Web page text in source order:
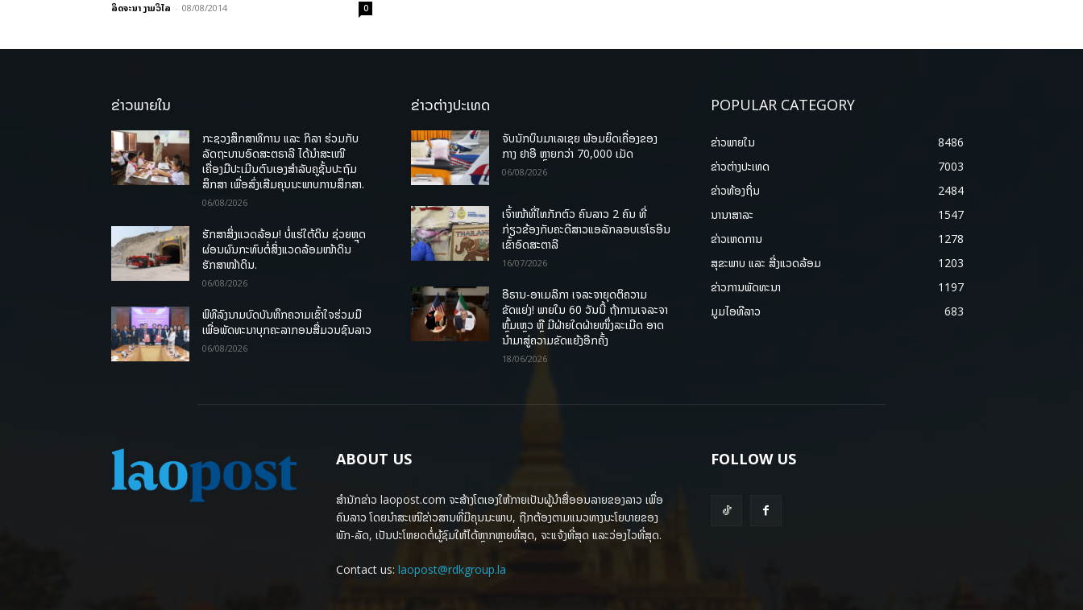
ລິດຈະນາ ງາມວິໄລ - 08/08/2014 0
ຂ່າວພາຍໃນ
ກະຊວງສຶກສາທິການ ແລະ ກິລາ ຮ່ວມກັບ
ລັດຖະບານອົດສະຕຣາລີ ໄດ້ນຳສະເໜີ
ເຄື່ອງມືປະເມີນຕົນເອງສຳລັບຄູຊັ້ນປະຖົມ
ສຶກສາ ເພື່ອສົ່ງເສີມຄຸນນະພາບການສຶກສາ.
06/08/2026
ຮັກສາສິ່ງແວດລ້ອມ! ບໍ່ແຮ່ໃຕ້ດິນ ຊ່ວຍຫຼຸດ
ຜ່ອນຜົນກະທົບຕໍ່ສິ່ງແວດລ້ອມໜ້າດິນ
ຮັກສາໜ້າດິນ.
06/08/2026
ພິທີລົງນາມບົດບັນທຶກຄວາມເຂົ້າໃຈຮ່ວມມື
ເພື່ອພັດທະນາບຸກຄະລາກອນສື່ມວນຊົນລາວ
06/08/2026
ຂ່າວຕ່າງປະເທດ
ຈັບນັກບິນມາເລເຊຍ ພ້ອມຍຶດເຄື່ອງຂອງ
ກາງ ຢາອີ ຫຼາຍກວ່າ 70,000 ເມັດ
06/08/2026
ເຈົ້າໜ້າທີ່ໄທກັກຕົວ ຄົນລາວ 2 ຄົນ ທີ່
ກ່ຽວຂ້ອງກັບຄະດີສາວແອລັກລອບເຮໂຣອີນ
ເຂົ້າອົດສະຕາລີ
16/07/2026
ອີຣານ-ອາເມລິກາ ເຈລະຈາຍຸດຕິຄວາມ
ຂັດແຍ່ງ! ພາຍໃນ 60 ວັນນີ້ ຖ້າການເຈລະຈາ
ຫຼົ້ມເຫຼວ ຫຼື ມີຝ່າຍໃດຝ່າຍໜຶ່ງລະເມີດ ອາດ
ນໍາມາສູ່ຄວາມຂັດແຍ້ງອີກຄັ້ງ
18/06/2026
POPULAR CATEGORY
ຂ່າວພາຍ​ໃນ
8486
ຂ່າວຕ່າງປະເທດ
7003
ຂ່າວທ້ອງຖິ່ນ
2484
ນານາສາລະ
1547
ຂ່າວເຫດການ
1278
ສຸຂະພາບ ແລະ ສີ່ງແວດລ້ອມ
1203
ຂ່າວການພັດທະນາ
1197
ມູມໄອທີລາວ
683
ABOUT US
ສຳນັກຂ່າວ laopost.com ຈະສ້າງໂຕເອງໃຫ້ກາຍເປັນຜູ້ນຳສື່ອອນລາຍຂອງລາວ ເພື່ອ
ຄົນລາວ ໂດຍນຳສະເໜີຂ່າວສານທີ່ມີຄຸນນະພາບ, ຖືກຕ້ອງຕາມແນວທາງນະໂຍບາຍຂອງ
ພັກ-ລັດ, ເປັນປະໂຫຍດຕໍ່ຜູ້ຊົມໃຫ້ໄດ້ຫຼາກຫຼາຍທີ່ສຸດ, ຈະແຈ້ງທີ່ສຸດ ແລະວ່ອງໄວທີ່ສຸດ.
Contact us: laopost@rdkgroup.la
FOLLOW US